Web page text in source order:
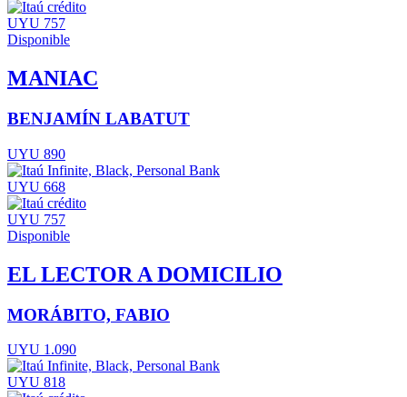
UYU 757
Disponible
MANIAC
BENJAMÍN LABATUT
UYU 890
UYU 668
UYU 757
Disponible
EL LECTOR A DOMICILIO
MORÁBITO, FABIO
UYU 1.090
UYU 818